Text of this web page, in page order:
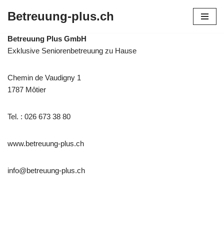
Inhalt
springen
Betreuung-plus.ch
Betreuung Plus GmbH
Exklusive Seniorenbetreuung zu Hause
Chemin de Vaudigny 1
1787 Môtier
Tel. : 026 673 38 80
www.betreuung-plus.ch
info@betreuung-plus.ch